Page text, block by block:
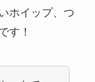
ホイップ、つ
す！